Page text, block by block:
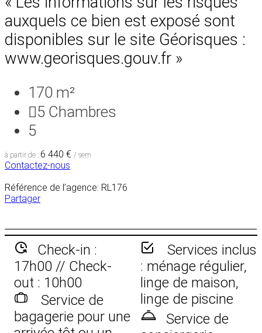
auxquels ce bien est exposé sont
disponibles sur le site Géorisques :
www.georisques.gouv.fr »
170 m²
5 Chambres
5
à partir de : 6 440 € / sem
Contactez-nous
Référence de l’agence: RL176
Partager
Check-in :
17h00 // Check-
out : 10h00
Service de
bagagerie pour une
Services inclus
: ménage régulier,
linge de maison,
linge de piscine
Service de